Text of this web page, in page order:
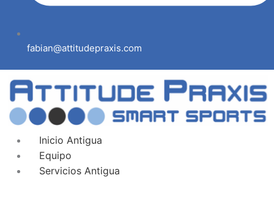
fabian@attitudepraxis.com
Inicio Antigua
Equipo
Servicios Antigua